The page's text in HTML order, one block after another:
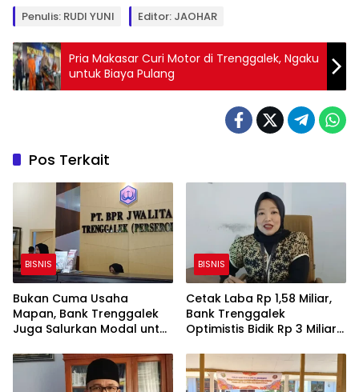
Penulis: RUDI YUNI Editor: JAOHAR
Pria Makasar Curi Motor di Trenggalek, Ngaku
untuk Biaya Pulang
Pos Terkait
BISNIS
Bukan Cuma Usaha
Mapan, Bank Trenggalek
Juga Salurkan Modal untuk
BISNIS
Cetak Laba Rp 1,58 Miliar,
Bank Trenggalek
Optimistis Bidik Rp 3 Miliar